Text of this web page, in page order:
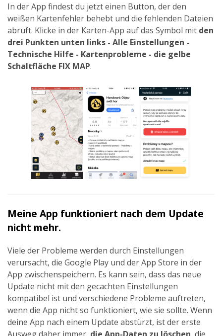
In der App findest du jetzt einen Button, der den
weißen Kartenfehler behebt und die fehlenden Dateien
abruft. Klicke in der Karten-App auf das Symbol mit den
drei Punkten unten links - Alle Einstellungen -
Technische Hilfe - Kartenprobleme - die gelbe
Schaltfläche FIX MAP.
Meine App funktioniert nach dem Update
nicht mehr.
Viele der Probleme werden durch Einstellungen
verursacht, die Google Play und der App Store in der
App zwischenspeichern. Es kann sein, dass das neue
Update nicht mit den gecachten Einstellungen
kompatibel ist und verschiedene Probleme auftreten,
wenn die App nicht so funktioniert, wie sie sollte. Wenn
deine App nach einem Update abstürzt, ist der erste